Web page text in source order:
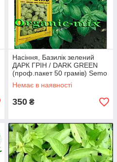
Насіння, Базилік зелений
ДАРК ГРІН / DARK GREEN
(проф.пакет 50 грамів) Semo
(Чехія)
Немає в наявності
350 ₴